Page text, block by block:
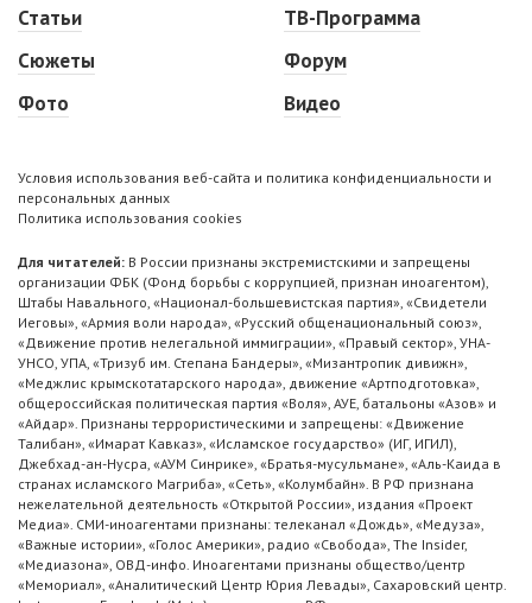
Статьи
Сюжеты
Фото
ТВ-Программа
Форум
Видео
Условия использования веб-сайта и политика конфиденциальности и
персональных данных
Политика использования cookies
Для читателей: В России признаны экстремистскими и запрещены
организации ФБК (Фонд борьбы с коррупцией, признан иноагентом),
Штабы Навального, «Национал-большевистская партия», «Свидетели
Иеговы», «Армия воли народа», «Русский общенациональный союз»,
«Движение против нелегальной иммиграции», «Правый сектор», УНА-
УНСО, УПА, «Тризуб им. Степана Бандеры», «Мизантропик дивижн»,
«Меджлис крымскотатарского народа», движение «Артподготовка»,
общероссийская политическая партия «Воля», АУЕ, батальоны «Азов» и
«Айдар». Признаны террористическими и запрещены: «Движение
Талибан», «Имарат Кавказ», «Исламское государство» (ИГ, ИГИЛ),
Джебхад-ан-Нусра, «АУМ Синрике», «Братья-мусульмане», «Аль-Каида в
странах исламского Магриба», «Сеть», «Колумбайн». В РФ признана
нежелательной деятельность «Открытой России», издания «Проект
Медиа». СМИ-иноагентами признаны: телеканал «Дождь», «Медуза»,
«Важные истории», «Голос Америки», радио «Свобода», The Insider,
«Медиазона», ОВД-инфо. Иноагентами признаны общество/центр
«Мемориал», «Аналитический Центр Юрия Левады», Сахаровский центр.